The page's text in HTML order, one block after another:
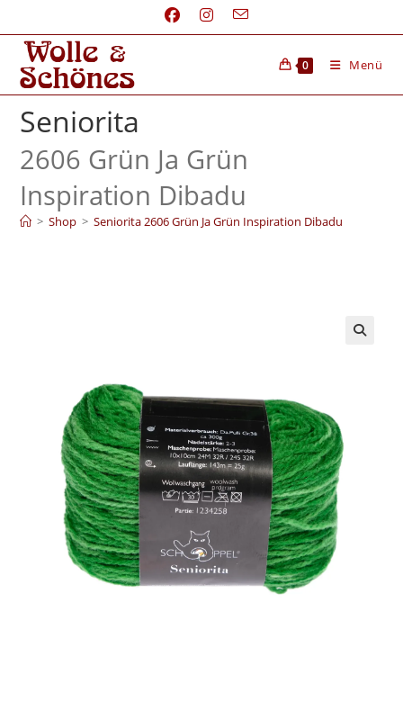
0 Menü
Seniorita
2606 Grün Ja Grün
Inspiration Dibadu
> Shop > Seniorita 2606 Grün Ja Grün Inspiration Dibadu